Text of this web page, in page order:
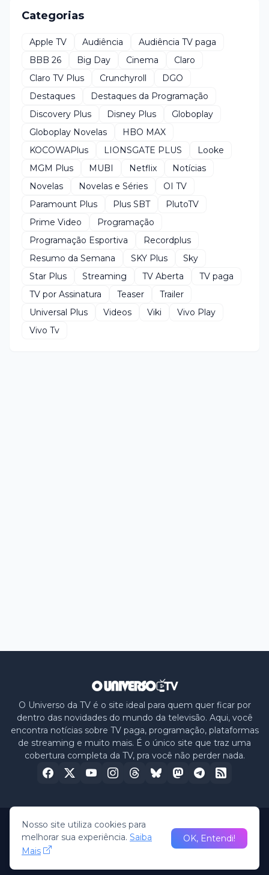
Categorias
Apple TV Audiência
Audiência TV paga
BBB 26
Big Day Cinema
Claro
Claro TV Plus
Crunchyroll
DGO
Destaques
Destaques da Programação
Discovery Plus
Disney Plus
Globoplay
Globoplay Novelas
HBO MAX
KOCOWAPlus
LIONSGATE PLUS
Looke
MGM Plus
MUBI Netflix
Notícias
Novelas
Novelas e Séries
OI TV
Paramount Plus
Plus SBT
PlutoTV
Prime Video
Programação
Programação Esportiva
Recordplus
Resumo da Semana
SKY Plus
Sky
Star Plus
Streaming TV Aberta
TV paga
TV por Assinatura
Teaser
Trailer
Universal Plus
Videos Viki
Vivo Play
Vivo Tv
O Universo da TV é o site ideal para quem quer ficar por
dentro das novidades do mundo da televisão. Aqui, você
encontra notícias sobre TV paga, programação, plataformas
de streaming e muito mais. É o único site que traz uma
cobertura completa da TV, pra você não perder nada.
© 2026 -
HomeSobre nósPolítica de Privacidade Contato
Nosso site utiliza cookies para
melhorar sua experiência. Saiba
Mais
OK, Entendi!